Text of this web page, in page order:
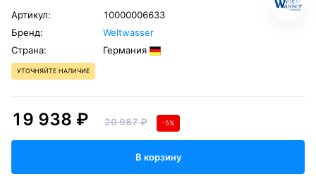
Артикул:
10000006633
Бренд:
Weltwasser
Страна:
Германия
УТОЧНЯЙТЕ НАЛИЧИЕ
19 938 ₽ 20 987 ₽ -5%
В корзину